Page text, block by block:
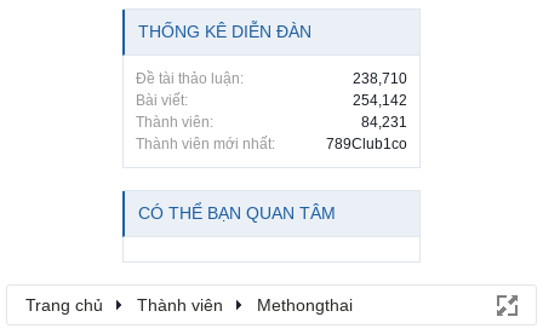
THỐNG KÊ DIỄN ĐÀN
Đề tài thảo luận:
238,710
Bài viết:
254,142
Thành viên:
84,231
Thành viên mới nhất:
789Club1co
CÓ THỂ BẠN QUAN TÂM
Trang chủ Thành viên Methongthai